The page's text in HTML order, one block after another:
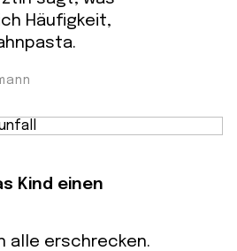
Häufigkeit,
Kind einen
alle erschrecken.